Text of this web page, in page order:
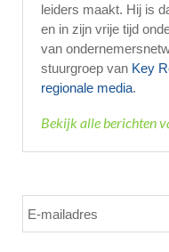
leiders maakt. Hij is
en in zijn vrije tijd
van
stuurgroep van Key
regionale media.
Bekijk alle berichten